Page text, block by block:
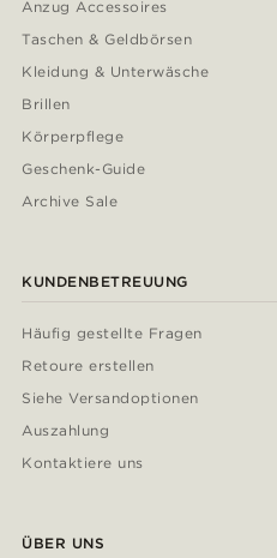
Anzug Accessoires
Taschen & Geldbörsen
Kleidung & Unterwäsche
Brillen
Körperpflege
Geschenk-Guide
Archive Sale
KUNDENBETREUUNG
Häufig gestellte Fragen
Retoure erstellen
Siehe Versandoptionen
Auszahlung
Kontaktiere uns
ÜBER UNS